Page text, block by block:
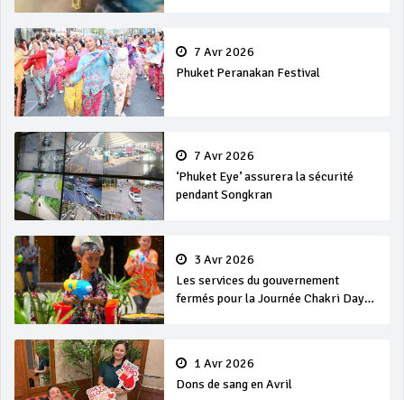
7 Avr 2026
Phuket Peranakan Festival
7 Avr 2026
‘Phuket Eye’ assurera la sécurité
pendant Songkran
3 Avr 2026
Les services du gouvernement
fermés pour la Journée Chakri Day
1 Avr 2026
Dons de sang en Avril